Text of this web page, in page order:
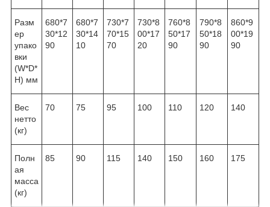
Разм
ер
упако
вки
(W*D*
H) мм
680*7
30*12
90
680*7
30*14
10
730*7
70*15
70
730*8
00*17
20
760*8
50*17
90
790*8
50*18
90
860*9
00*19
90
Вес
нетто
(кг)
70 75 95 100 110 120 140
Полн
ая
масса
(кг)
85 90 115 140 150 160 175